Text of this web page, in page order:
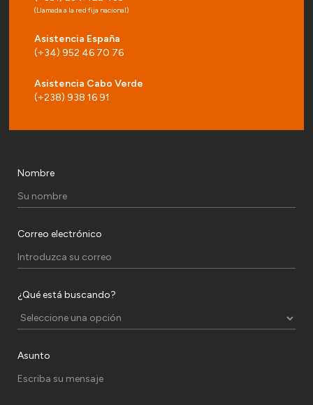
(Llamada a la red fija nacional)
Asistencia España
(+34) 952 46 70 76
Asistencia Cabo Verde
(+238) 938 16 91
Nombre
Correo electrónico
¿Qué está buscando?
Asunto